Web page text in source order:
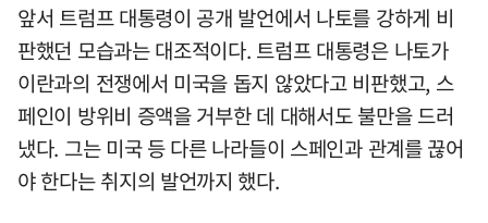
앞서 트럼프 대통령이 공개 발언에서 나토를 강하게 비
판했던 모습과는 대조적이다. 트럼프 대통령은 나토가
이란과의 전쟁에서 미국을 돕지 않았다고 비판했고, 스
페인이 방위비 증액을 거부한 데 대해서도 불만을 드러
냈다. 그는 미국 등 다른 나라들이 스페인과 관계를 끊어
야 한다는 취지의 발언까지 했다.